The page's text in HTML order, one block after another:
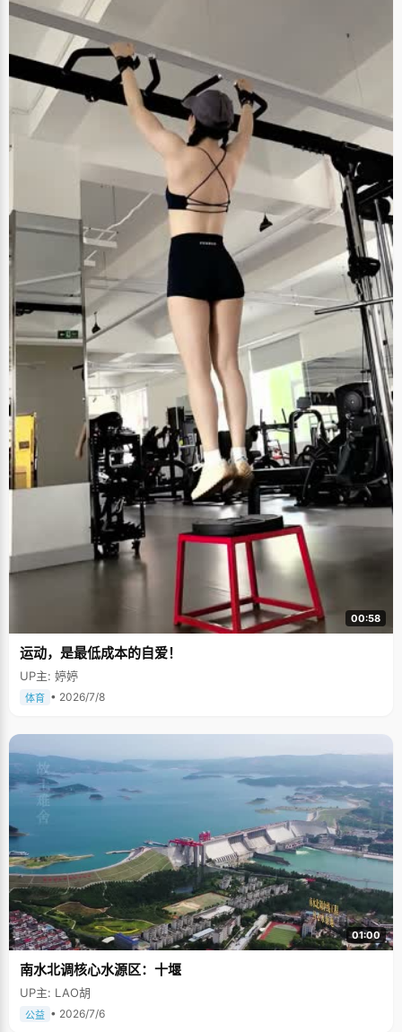
00:58
运动，是最低成本的自爱！
UP主: 婷婷
体育 • 2026/7/8
01:00
南水北调核心水源区：十堰
UP主: LAO胡
公益 • 2026/7/6